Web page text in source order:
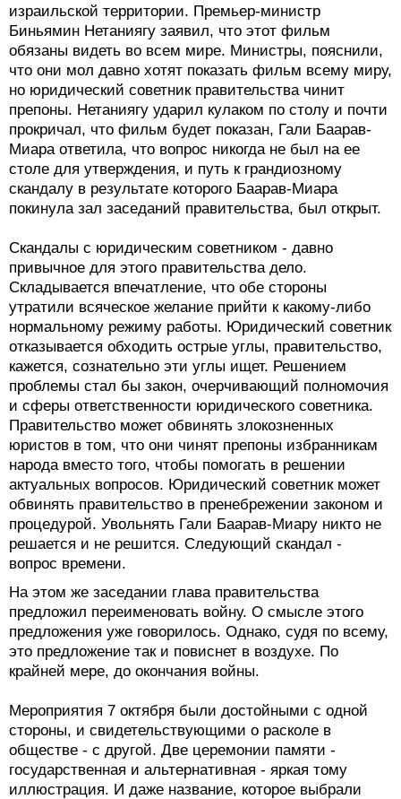
израильской территории. Премьер-министр
Биньямин Нетаниягу заявил, что этот фильм
обязаны видеть во всем мире. Министры, пояснили,
что они мол давно хотят показать фильм всему миру,
но юридический советник правительства чинит
препоны. Нетаниягу ударил кулаком по столу и почти
прокричал, что фильм будет показан, Гали Баарав-
Миара ответила, что вопрос никогда не был на ее
столе для утверждения, и путь к грандиозному
скандалу в результате которого Баарав-Миара
покинула зал заседаний правительства, был открыт.
Скандалы с юридическим советником - давно
привычное для этого правительства дело.
Складывается впечатление, что обе стороны
утратили всяческое желание прийти к какому-либо
нормальному режиму работы. Юридический советник
отказывается обходить острые углы, правительство,
кажется, сознательно эти углы ищет. Решением
проблемы стал бы закон, очерчивающий полномочия
и сферы ответственности юридического советника.
Правительство может обвинять злокозненных
юристов в том, что они чинят препоны избранникам
народа вместо того, чтобы помогать в решении
актуальных вопросов. Юридический советник может
обвинять правительство в пренебрежении законом и
процедурой. Увольнять Гали Баарав-Миару никто не
решается и не решится. Следующий скандал -
вопрос времени.
На этом же заседании глава правительства
предложил переименовать войну. О смысле этого
предложения уже говорилось. Однако, судя по всему,
это предложение так и повиснет в воздухе. По
крайней мере, до окончания войны.
Мероприятия 7 октября были достойными с одной
стороны, и свидетельствующими о расколе в
обществе - с другой. Две церемонии памяти -
государственная и альтернативная - яркая тому
иллюстрация. И даже название, которое выбрали